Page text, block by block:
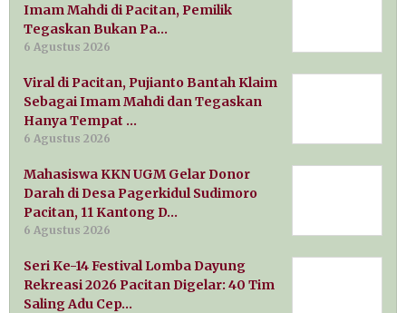
Imam Mahdi di Pacitan, Pemilik
Tegaskan Bukan Pa…
6 Agustus 2026
Viral di Pacitan, Pujianto Bantah Klaim
Sebagai Imam Mahdi dan Tegaskan
Hanya Tempat …
6 Agustus 2026
Mahasiswa KKN UGM Gelar Donor
Darah di Desa Pagerkidul Sudimoro
Pacitan, 11 Kantong D…
6 Agustus 2026
Seri Ke-14 Festival Lomba Dayung
Rekreasi 2026 Pacitan Digelar: 40 Tim
Saling Adu Cep…